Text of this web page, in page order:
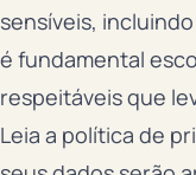
sensíveis,
é fundamental
respeitáveis que
Leia a política de